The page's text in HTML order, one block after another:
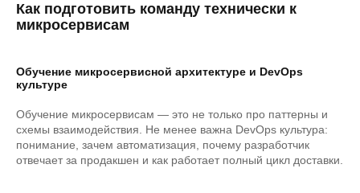
Как подготовить команду технически к
микросервисам
Обучение микросервисной архитектуре и DevOps
культуре
Обучение микросервисам — это не только про паттерны и
схемы взаимодействия. Не менее важна DevOps культура:
понимание, зачем автоматизация, почему разработчик
отвечает за продакшен и как работает полный цикл доставки.